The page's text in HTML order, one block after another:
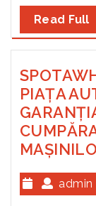
Read Full
PIAȚA
admin